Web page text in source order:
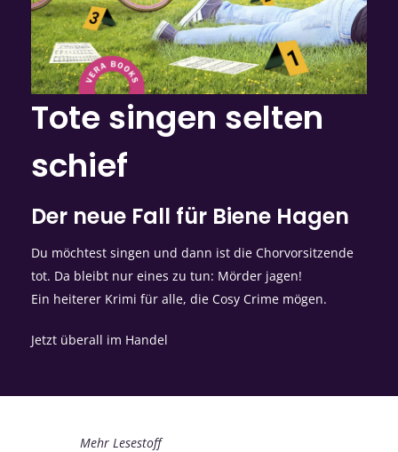
Tote singen selten
schief
Der neue Fall für Biene Hagen
Du möchtest singen und dann ist die Chorvorsitzende
tot. Da bleibt nur eines zu tun: Mörder jagen!
Ein heiterer Krimi für alle, die Cosy Crime mögen.
Jetzt überall im Handel
Mehr Lesestoff